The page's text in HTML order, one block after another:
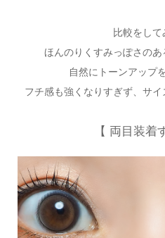
比較をして
ほんのりくすみっぽさの
自然にトーンアップ
フチ感も強くなりすぎず、サ
【 両目装着